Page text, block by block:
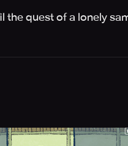
quest of a lonely